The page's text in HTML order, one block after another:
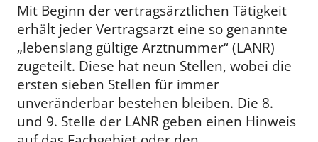
Mit Beginn der vertragsärztlichen Tätigkeit
erhält jeder Vertragsarzt eine so genannte
„lebenslang gültige Arztnummer“ (LANR)
zugeteilt. Diese hat neun Stellen, wobei die
ersten sieben Stellen für immer
unveränderbar bestehen bleiben. Die 8.
und 9. Stelle der LANR geben einen Hinweis